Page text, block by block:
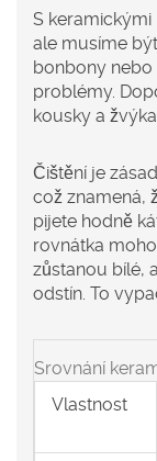
S
ale musíme
bonbony
problémy.
kousky a
Čištění je
což znamená,
pijete hodně
rovnátka
zůstanou bílé,
odstín. To
Srovnání
Vlastnost